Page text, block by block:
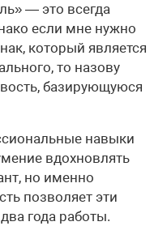
— это всегда
если мне нужно
который является
то назову
базирующуюся
навыки
вдохновлять
но именно
позволяет эти
года работы.